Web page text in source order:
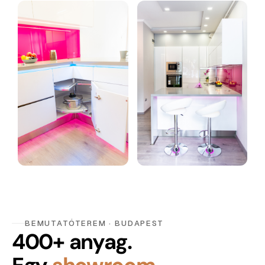
BEMUTATÓTEREM · BUDAPEST
400+ anyag.